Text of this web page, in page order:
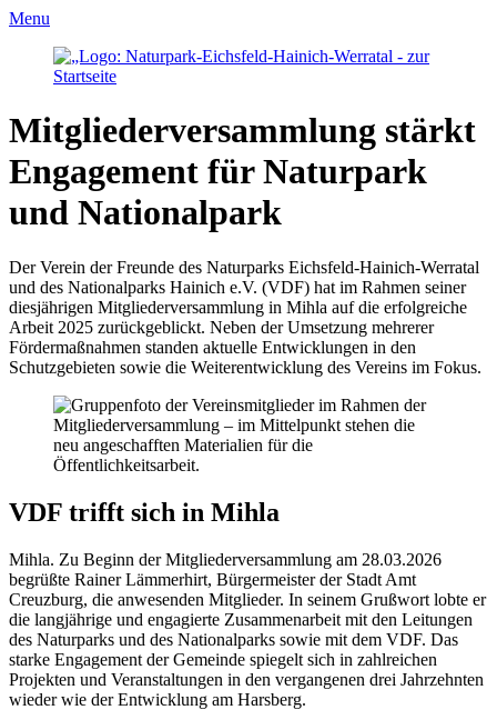
Menu
Mitgliederversammlung stärkt
Engagement für Naturpark
und Nationalpark
Der Verein der Freunde des Naturparks Eichsfeld-Hainich-Werratal
und des Nationalparks Hainich e.V. (VDF) hat im Rahmen seiner
diesjährigen Mitgliederversammlung in Mihla auf die erfolgreiche
Arbeit 2025 zurückgeblickt. Neben der Umsetzung mehrerer
Fördermaßnahmen standen aktuelle Entwicklungen in den
Schutzgebieten sowie die Weiterentwicklung des Vereins im Fokus.
VDF trifft sich in Mihla
Mihla. Zu Beginn der Mitgliederversammlung am 28.03.2026
begrüßte Rainer Lämmerhirt, Bürgermeister der Stadt Amt
Creuzburg, die anwesenden Mitglieder. In seinem Grußwort lobte er
die langjährige und engagierte Zusammenarbeit mit den Leitungen
des Naturparks und des Nationalparks sowie mit dem VDF. Das
starke Engagement der Gemeinde spiegelt sich in zahlreichen
Projekten und Veranstaltungen in den vergangenen drei Jahrzehnten
wieder wie der Entwicklung am Harsberg.